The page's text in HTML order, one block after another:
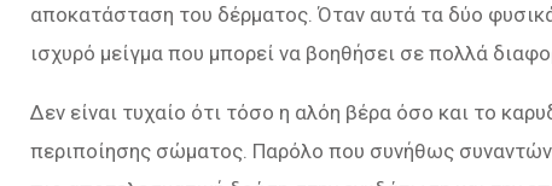
αποκατάσταση του δέρματος. Όταν αυτά τα δύο
ισχυρό μείγμα που μπορεί να βοηθήσει σε πολλά
Δεν είναι τυχαίο ότι τόσο η αλόη βέρα όσο και το
περιποίησης σώματος. Παρόλο που συνήθως